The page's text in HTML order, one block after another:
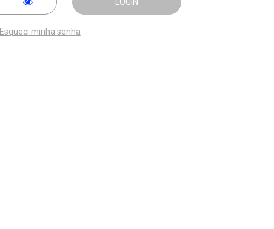
Esqueci minha senha